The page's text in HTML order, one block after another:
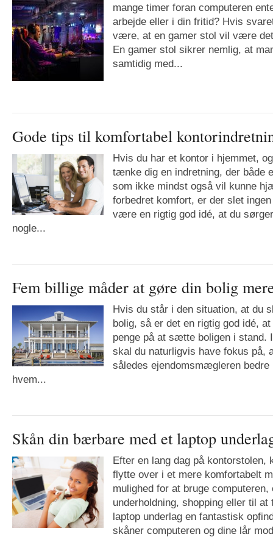
mange timer foran computeren
arbejde eller i din fritid? Hvis
være, at en gamer stol vil være
En gamer stol sikrer nemlig, at
samtidig med...
Gode tips til komfortabel
Hvis du har et kontor i hjemmet,
tænke dig en indretning, der både
som ikke mindst også vil kunne
forbedret komfort, er der slet
være en rigtig god idé, at du
nogle...
Fem billige måder at gøre din bolig
Hvis du står i den situation, at du
bolig, så er det en rigtig god idé,
penge på at sætte boligen i stand.
skal du naturligvis have fokus på,
således ejendomsmægleren
hvem...
Skån din bærbare med et laptop
Efter en lang dag på
flytte over i et mere komfortabelt
mulighed for at bruge
underholdning, shopping eller til
laptop underlag en fantastisk
skåner computeren og dine lår